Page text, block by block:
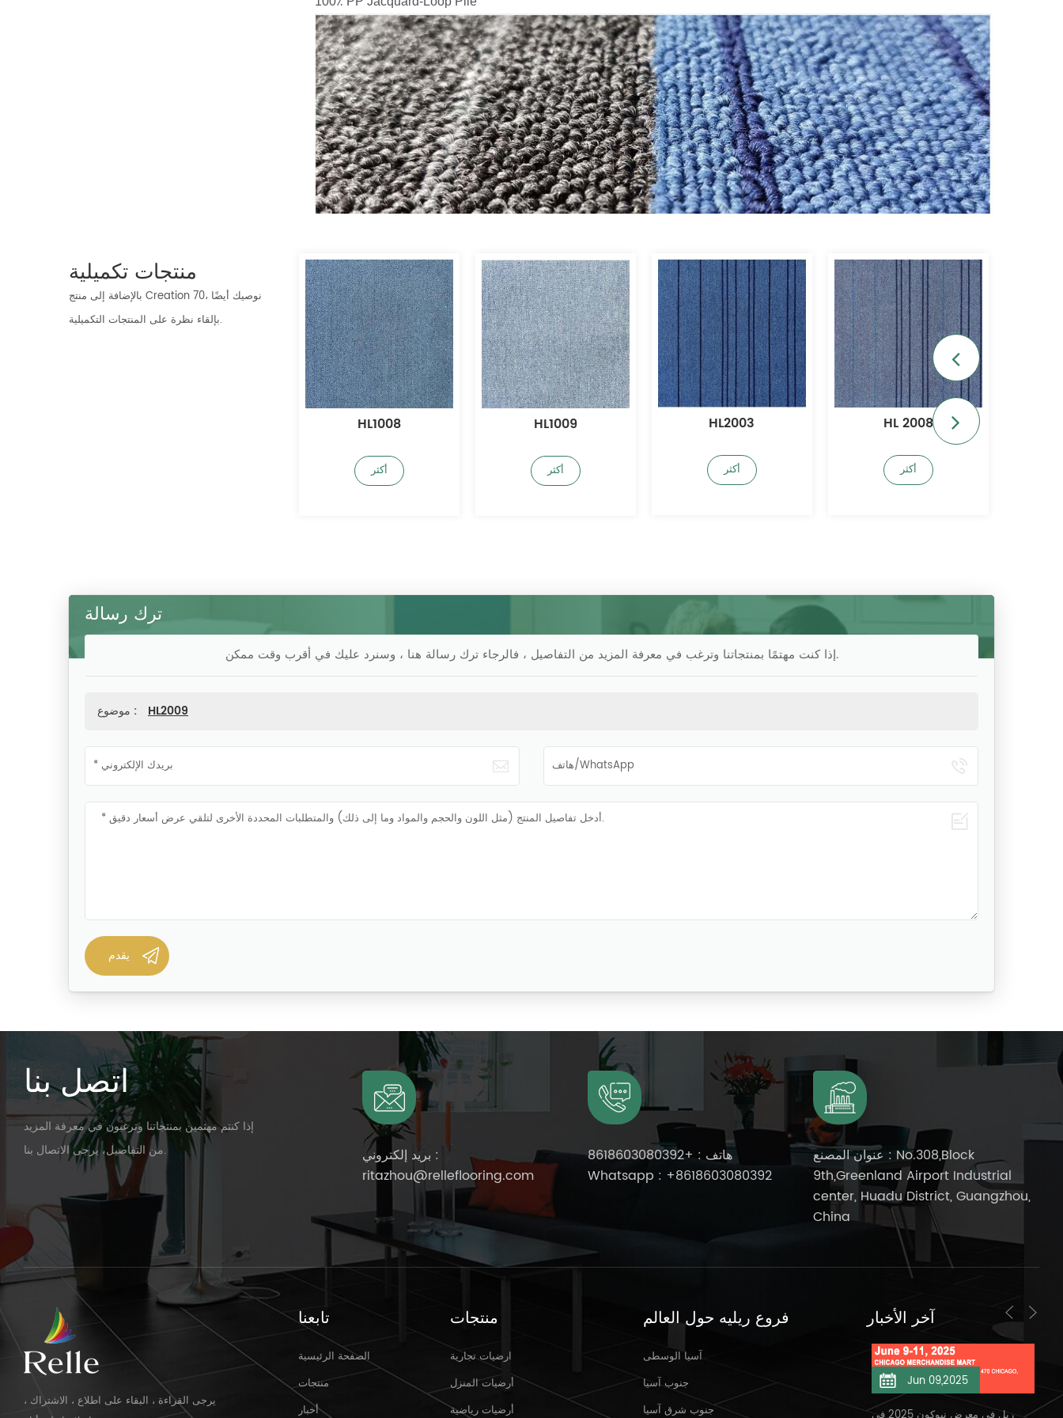
منتجات تكميلية
بالإضافة إلى منتج Creation 70، نوصيك أيضًا
بإلقاء نظرة على المنتجات التكميلية.
HL1008
أكثر
HL1009
أكثر
HL2003
أكثر
HL 2008
أكثر
ترك رسالة
إذا كنت مهتمًا بمنتجاتنا وترغب في معرفة المزيد من التفاصيل ، فالرجاء ترك رسالة هنا ، وسنرد عليك في أقرب وقت ممكن.
موضوع : HL2009
اتصل بنا
إذا كنتم مهتمين بمنتجاتنا وترغبون في معرفة المزيد
من التفاصيل، يرجى الاتصال بنا.
بريد إلكتروني :
ritazhou@relleflooring.com
هاتف : +8618603080392
Whatsapp : +8618603080392
عنوان المصنع : No.308,Block
9th,Greenland Airport Industrial
center, Huadu District, Guangzhou,
China
يرجى القراءة ، البقاء على اطلاع ، الاشتراك ،
تابعنا
الصفحة الرئيسية
منتجات
أخبار
منتجات
ارضيات تجارية
أرضيات المنزل
أرضيات رياضية
فروع ريليه حول العالم
آسيا الوسطى
جنوب آسيا
جنوب شرق آسيا
آخر الأخبار
أهلاً بكم في معرض كروكوس إكسبو
Jun 09,2025